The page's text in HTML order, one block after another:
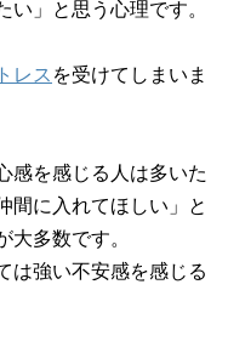
」と思う心理です。
レス を受けてしまいま
感を感じる人は多いた
間に入れてほしい」と
大多数です。
は強い不安感を感じる